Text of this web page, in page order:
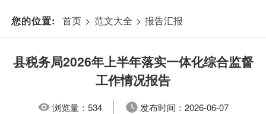
您的位置: 首页 > 范文大全 > 报告汇报
县税务局2026年上半年落实一体化综合监督
工作情况报告
浏览量：534 发布时间： 2026-06-07